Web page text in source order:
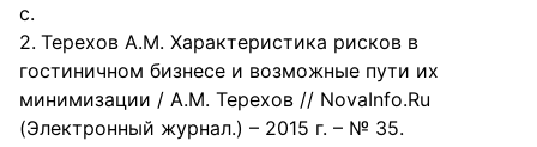
с.
Терехов А.М. Характеристика рисков в
гостиничном бизнесе и возможные пути их
минимизации / А.М. Терехов // NovaInfo.Ru
(Электронный журнал.) – 2015 г. – № 35.